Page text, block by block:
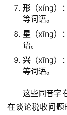
形 （xíng）
等词语。
星 （xīng）
语。
兴 （xīng）
等词语。
这些同音字在
在谈论税收问题